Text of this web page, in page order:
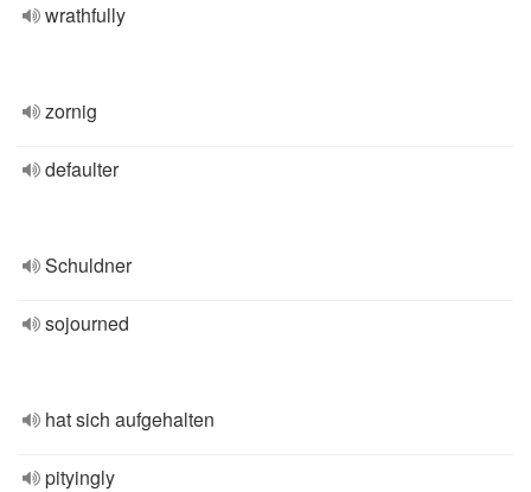
wrathfully
zornig
defaulter
Schuldner
sojourned
hat sich aufgehalten
pityingly